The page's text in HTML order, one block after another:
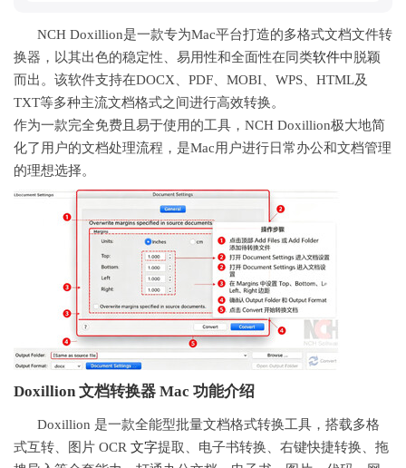
NCH Doxillion是一款专为Mac平台打造的多格式文档文件转
换器，以其出色的稳定性、易用性和全面性在同类软件中脱颖
而出。该软件支持在DOCX、PDF、MOBI、WPS、HTML及
TXT等多种主流文档格式之间进行高效转换。
作为一款完全免费且易于使用的工具，NCH Doxillion极大地简
化了用户的文档处理流程，是Mac用户进行日常办公和文档管理
的理想选择。
Doxillion 文档转换器 Mac 功能介绍
Doxillion 是一款全能型批量文档格式转换工具，搭载多格
式互转、图片 OCR 文字提取、电子书转换、右键快捷转换、拖